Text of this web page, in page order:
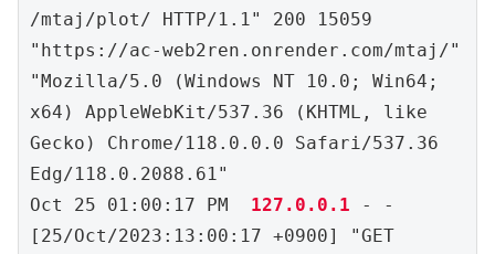
/mtaj/plot/ HTTP/1.1" 200 15059
"https://ac-web2ren.onrender.com/mtaj/"
"Mozilla/5.0 (Windows NT 10.0; Win64;
x64) AppleWebKit/537.36 (KHTML, like
Gecko) Chrome/118.0.0.0 Safari/537.36
Edg/118.0.2088.61"
Oct 25 01:00:17 PM 127.0.0.1 - -
[25/Oct/2023:13:00:17 +0900] "GET